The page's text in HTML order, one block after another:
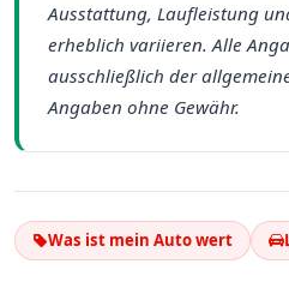
Ausstattung, Laufleistung
erheblich variieren. Alle
ausschließlich der
Angaben ohne Gewähr.
Was ist mein Auto wert